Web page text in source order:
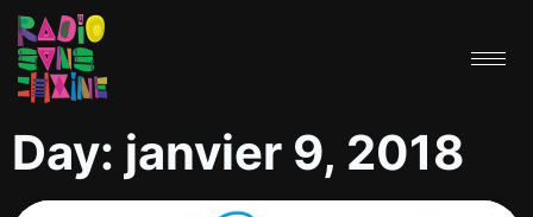
Day: janvier 9, 2018